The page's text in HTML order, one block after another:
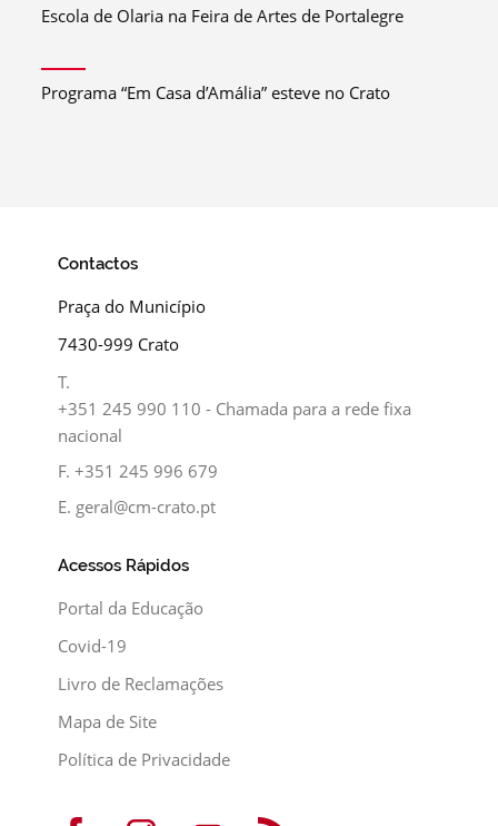
Escola de Olaria na Feira de Artes de Portalegre
Programa “Em Casa d’Amália” esteve no Crato
Contactos
Praça do Município
7430-999 Crato
T.
+351 245 990 110 - Chamada para a rede fixa
nacional
F.+351 245 996 679
E. geral@cm-crato.pt
Acessos Rápidos
Portal da Educação
Covid-19
Livro de Reclamações
Mapa de Site
Política de Privacidade